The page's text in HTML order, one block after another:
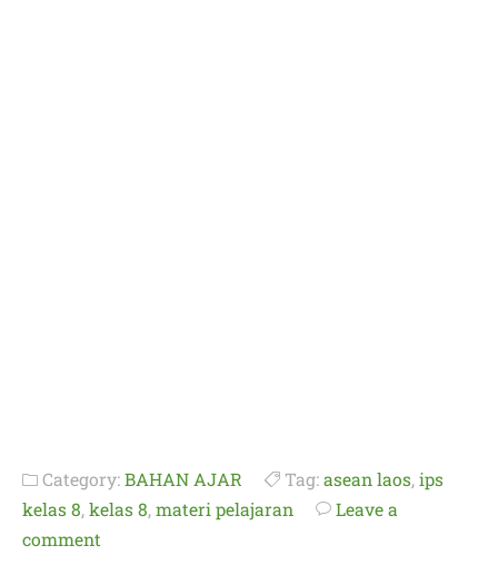
Category:BAHAN AJAR Tag:asean laos,ips
kelas 8,kelas 8,materi pelajaran
Leave a
comment